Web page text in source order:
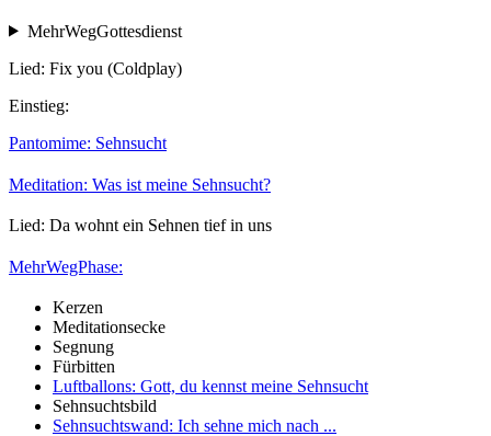
MehrWegGottesdienst
Lied: Fix you (Coldplay)
Einstieg:
Pantomime: Sehnsucht
Meditation: Was ist meine Sehnsucht?
Lied: Da wohnt ein Sehnen tief in uns
MehrWegPhase:
Kerzen
Meditationsecke
Segnung
Fürbitten
Luftballons: Gott, du kennst meine Sehnsucht
Sehnsuchtsbild
Sehnsuchtswand: Ich sehne mich nach ...